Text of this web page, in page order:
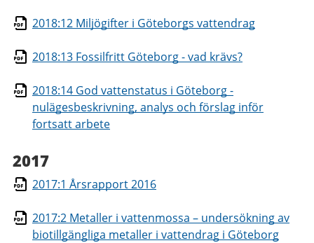
2018:12 Miljögifter i Göteborgs vattendrag
2018:13 Fossilfritt Göteborg - vad krävs?
2018:14 God vattenstatus i Göteborg -
nulägesbeskrivning, analys och förslag inför
fortsatt arbete
2017
2017:1 Årsrapport 2016
2017:2 Metaller i vattenmossa – undersökning av
biotillgängliga metaller i vattendrag i Göteborg